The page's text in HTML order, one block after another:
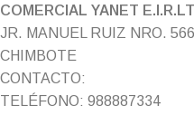
COMERCIAL YANET
JR. MANUEL RUIZ NRO.
CHIMBOTE
CONTACTO:
TELÉFONO: 988887334